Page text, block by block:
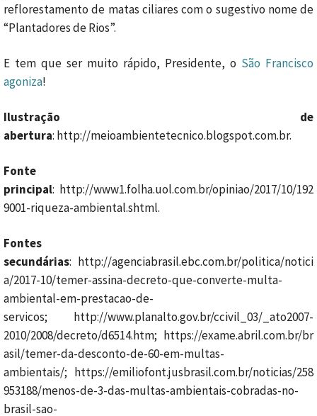
reflorestamento de matas ciliares com o sugestivo nome de
“Plantadores de Rios”.
E tem que ser muito rápido, Presidente, o São Francisco
agoniza!
Ilustração de
abertura: http://meioambientetecnico.blogspot.com.br.
Fonte
principal: http://www1.folha.uol.com.br/opiniao/2017/10/192
9001-riqueza-ambiental.shtml.
Fontes
secundárias: http://agenciabrasil.ebc.com.br/politica/notici
a/2017-10/temer-assina-decreto-que-converte-multa-
ambiental-em-prestacao-de-
servicos; http://www.planalto.gov.br/ccivil_03/_ato2007-
2010/2008/decreto/d6514.htm; https://exame.abril.com.br/br
asil/temer-da-desconto-de-60-em-multas-
ambientais/; https://emiliofont.jusbrasil.com.br/noticias/258
953188/menos-de-3-das-multas-ambientais-cobradas-no-
brasil-sao-